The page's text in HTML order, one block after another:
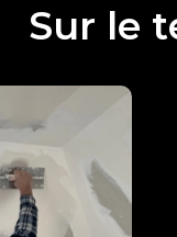
Sur le